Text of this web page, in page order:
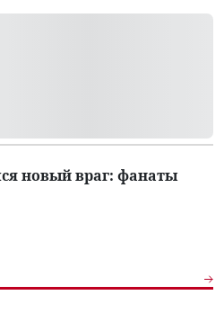
новый враг: фанаты